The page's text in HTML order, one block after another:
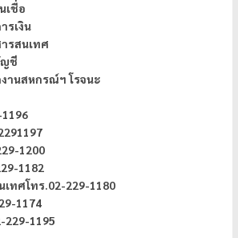
เชื่อ
รเงิน
รสนเทศ
ญชี
านสหกรณ์ฯ โรจนะ
1200
1182
เทศโทร.02-229-1180
1174
229-1195